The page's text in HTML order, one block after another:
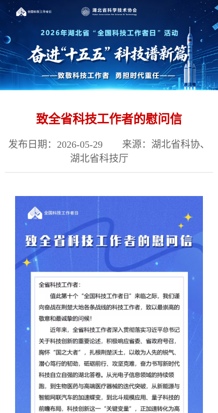
致全省科技工作者的慰问信
发布日期：2026-05-29 来源：湖北省科协、
湖北省科技厅